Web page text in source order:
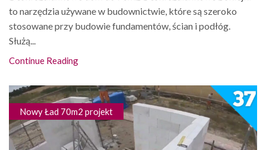
to narzędzia używane w budownictwie, które są szeroko
stosowane przy budowie fundamentów, ścian i podłóg.
Służą...
Continue Reading
Nowy Ład 70m2 projekt